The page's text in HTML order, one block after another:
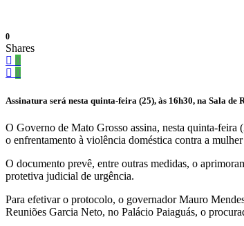
0
Shares
0
0
Assinatura será nesta quinta-feira (25), às 16h30, na Sala de
O Governo de Mato Grosso assina, nesta quinta-
o enfrentamento à violência doméstica contra a
O documento prevê, entre outras medidas, o
protetiva judicial de urgência.
Para efetivar o protocolo, o governador Mauro
Reuniões Garcia Neto, no Palácio Paiaguás, o